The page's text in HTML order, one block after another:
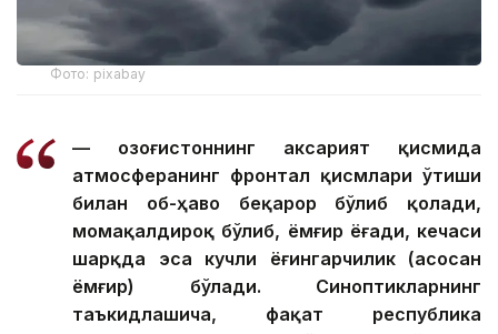
Фото: pixabay
— Қозоғистоннинг аксарият қисмида
атмосферанинг фронтал қисмлари ўтиши
билан об-ҳаво беқарор бўлиб қолади,
момақалдироқ бўлиб, ёмғир ёғади, кечаси
шарқда эса кучли ёғингарчилик (асосан
ёмғир) бўлади. Синоптикларнинг
таъкидлашича, фақат республика